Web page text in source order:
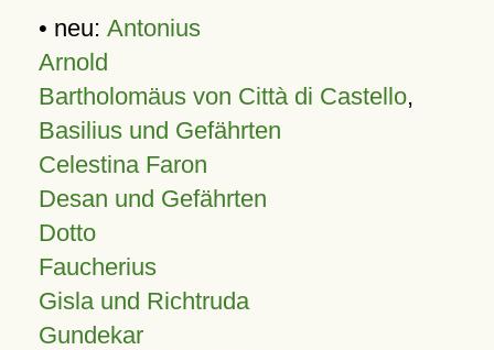
• neu: Antonius
Arnold
Bartholomäus von Città di Castello,
Basilius und Gefährten
Celestina Faron
Desan und Gefährten
Dotto
Faucherius
Gisla und Richtruda
Gundekar